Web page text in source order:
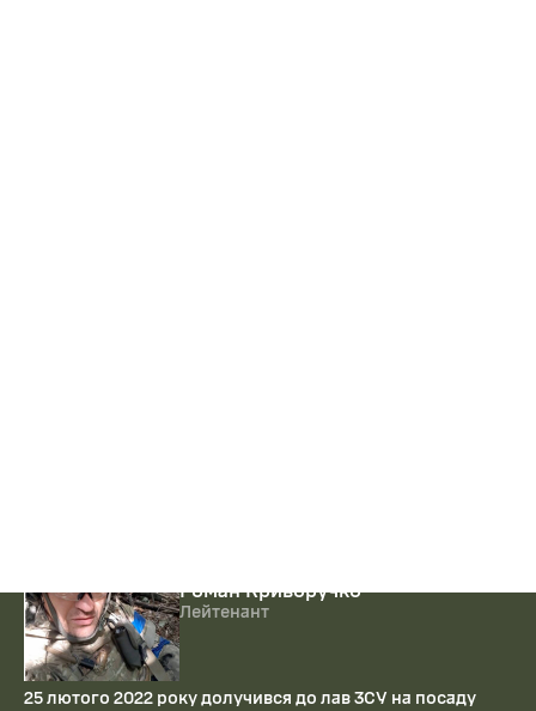
Роман Криворучко
Лейтенант
25 лютого 2022 року долучився до лав ЗСУ на посаду